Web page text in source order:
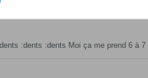
:dents :dents Moi ça me prend 6 à